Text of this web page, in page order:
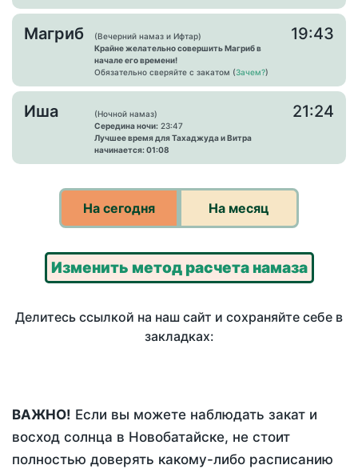
Магриб
(Вечерний намаз и Ифтар)
Крайне желательно совершить Магриб в
начале его времени!
Обязательно сверяйте с закатом (Зачем?)
19:43
Иша
(Ночной намаз)
Середина ночи: 23:47
Лучшее время для Тахаджуда и Витра
начинается: 01:08
21:24
На сегодня На месяц
Изменить метод расчета намаза
Делитесь ссылкой на наш сайт и сохраняйте себе в
закладках:
ВАЖНО! Если вы можете наблюдать закат и
восход солнца в Новобатайске, не стоит
полностью доверять какому-либо расписанию